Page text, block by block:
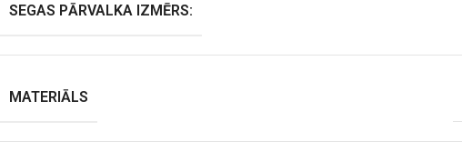
SEGAS PĀRVALKA IZMĒRS:
MATERIĀLS